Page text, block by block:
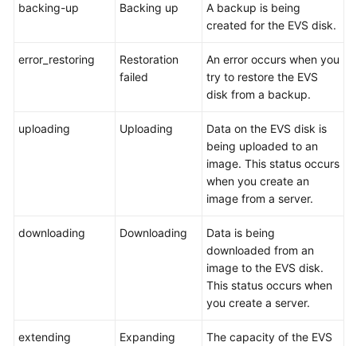
Reference
Service
Papers
backing-up Backing up
A backup is being
created for the EVS disk.
error_restoring
Restoration
failed
An error occurs when you
try to restore the EVS
disk from a backup.
uploading Uploading
Data on the EVS disk is
being uploaded to an
image. This status occurs
when you create an
image from a server.
downloading Downloading
Data is being
downloaded from an
image to the EVS disk.
This status occurs when
you create a server.
extending Expanding
The capacity of the EVS